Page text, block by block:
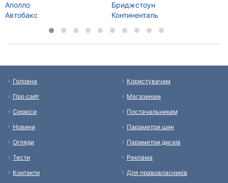
Аполло
Автобакс
Бриджстоун
Континенталь
Головна
Про сайт
Сервіси
Новини
Огляди
Тести
Контакти
Користувачам
Магазинам
Постачальникам
Параметри шин
Параметри дисків
Реклама
Для правовласників